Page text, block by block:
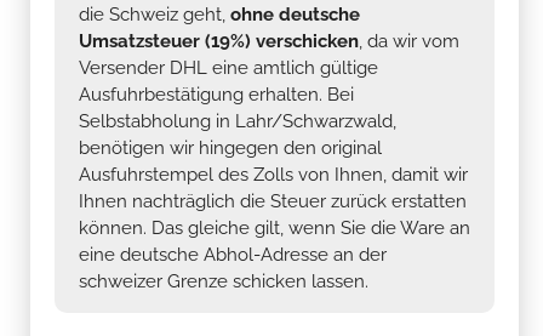
die Schweiz geht, ohne deutsche
Umsatzsteuer (19%) verschicken, da wir vom
Versender DHL eine amtlich gültige
Ausfuhrbestätigung erhalten. Bei
Selbstabholung in Lahr/Schwarzwald,
benötigen wir hingegen den original
Ausfuhrstempel des Zolls von Ihnen, damit wir
Ihnen nachträglich die Steuer zurück erstatten
können. Das gleiche gilt, wenn Sie die Ware an
eine deutsche Abhol-Adresse an der
schweizer Grenze schicken lassen.